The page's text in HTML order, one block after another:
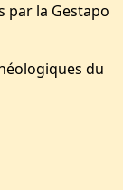
par la Gestapo
du